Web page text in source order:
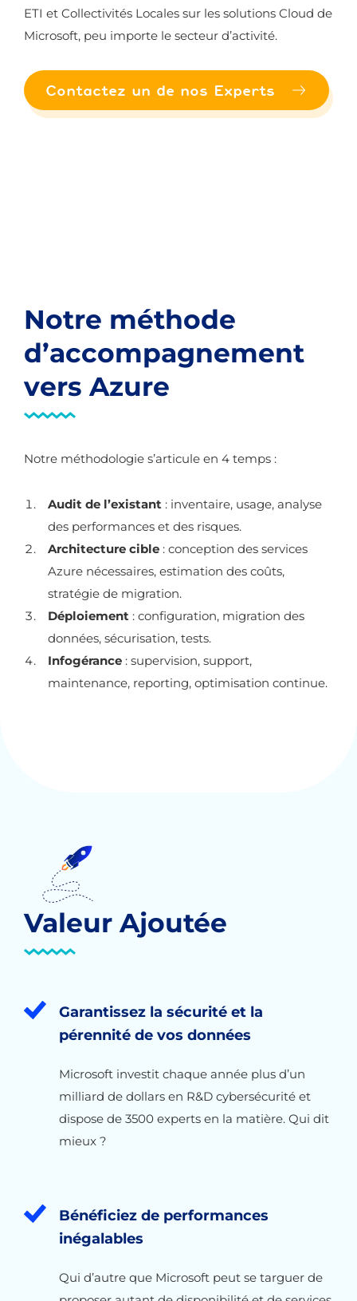
ETI et Collectivités Locales sur les solutions Cloud de
Microsoft, peu importe le secteur d’activité.
Contactez un de nos Experts
Notre méthode
d’accompagnement
vers Azure
Notre méthodologie s’articule en 4 temps :
Audit de l’existant : inventaire, usage, analyse
des performances et des risques.
Architecture cible : conception des services
Azure nécessaires, estimation des coûts,
stratégie de migration.
Déploiement : configuration, migration des
données, sécurisation, tests.
Infogérance : supervision, support,
maintenance, reporting, optimisation continue.
Valeur Ajoutée
Garantissez la sécurité et la
pérennité de vos données
Microsoft investit chaque année plus d’un
milliard de dollars en R&D cybersécurité et
dispose de 3500 experts en la matière. Qui dit
mieux ?
Bénéficiez de performances
inégalables
Qui d’autre que Microsoft peut se targuer de